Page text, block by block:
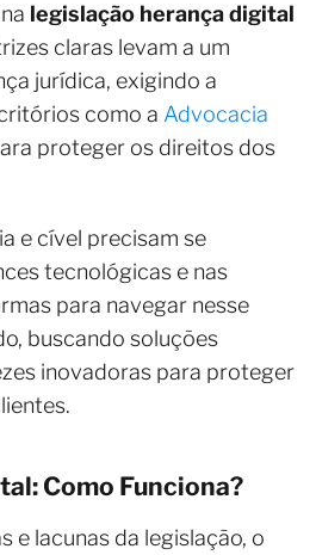
legislação herança digital
claras levam a um
jurídica, exigindo a
como a Advocacia
proteger os direitos dos
e cível precisam se
tecnológicas e nas
para navegar nesse
buscando soluções
inovadoras para proteger
Como Funciona?
e lacunas da legislação, o